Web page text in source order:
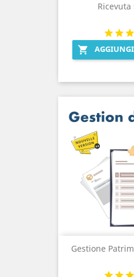

Gestione